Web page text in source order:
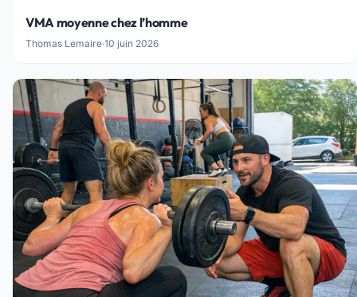
VMA moyenne chez l’homme
Thomas Lemaire·10 juin 2026